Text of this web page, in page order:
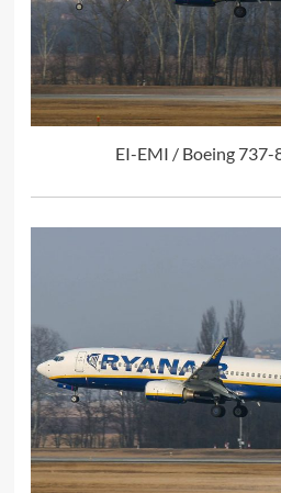
EI-EMI / Boeing 737-